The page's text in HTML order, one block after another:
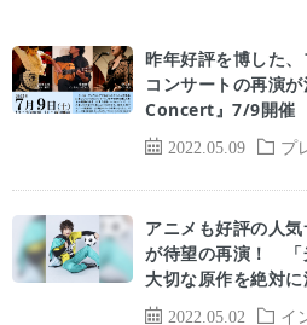
2022.05.09 プ
昨年好評を博した
コンサートの再演
Concert』7/9開催
2022.05.02 イ
アニメも好評の人
が待望の再演！ 「
大切な原作を絶対に